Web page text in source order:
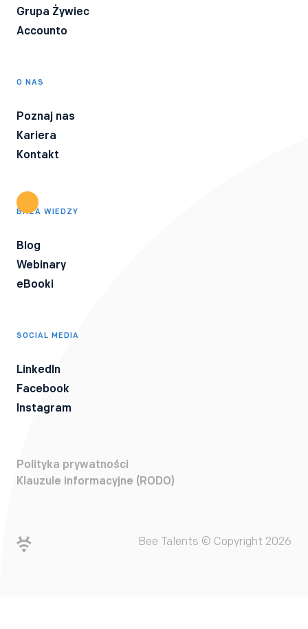
Grupa Żywiec
Accounto
O NAS
Poznaj nas
Kariera
Kontakt
BAZA WIEDZY
Blog
Webinary
eBooki
SOCIAL MEDIA
LinkedIn
Facebook
Instagram
Polityka prywatności
Klauzule informacyjne (RODO)
Bee Talents © Copyright 2026